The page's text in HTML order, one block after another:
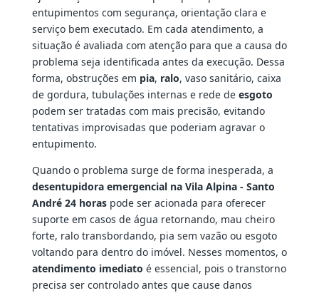
entupimentos com segurança, orientação clara e
serviço bem executado. Em cada atendimento, a
situação é avaliada com atenção para que a causa do
problema seja identificada antes da execução. Dessa
forma, obstruções em pia, ralo, vaso sanitário, caixa
de gordura, tubulações internas e rede de esgoto
podem ser tratadas com mais precisão, evitando
tentativas improvisadas que poderiam agravar o
entupimento.
Quando o problema surge de forma inesperada, a
desentupidora emergencial na Vila Alpina - Santo
André 24 horaspode ser acionada para oferecer
suporte em casos de água retornando, mau cheiro
forte, ralo transbordando, pia sem vazão ou esgoto
voltando para dentro do imóvel. Nesses momentos, o
atendimento imediato é essencial, pois o transtorno
precisa ser controlado antes que cause danos